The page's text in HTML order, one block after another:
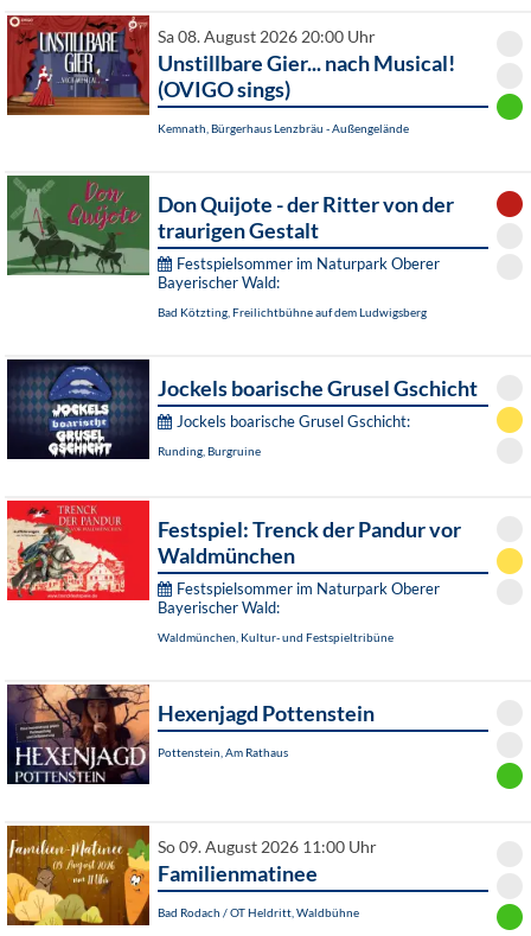
Sa 08. August 2026 20:00 Uhr
Unstillbare Gier... nach Musical!
(OVIGO sings)
Kemnath, Bürgerhaus Lenzbräu - Außengelände
Don Quijote - der Ritter von der
traurigen Gestalt
Festspielsommer im Naturpark Oberer
Bayerischer Wald:
Bad Kötzting, Freilichtbühne auf dem Ludwigsberg
Jockels boarische Grusel Gschicht
Jockels boarische Grusel Gschicht:
Runding, Burgruine
Festspiel: Trenck der Pandur vor
Waldmünchen
Festspielsommer im Naturpark Oberer
Bayerischer Wald:
Waldmünchen, Kultur- und Festspieltribüne
Hexenjagd Pottenstein
Pottenstein, Am Rathaus
So 09. August 2026 11:00 Uhr
Familienmatinee
Bad Rodach / OT Heldritt, Waldbühne